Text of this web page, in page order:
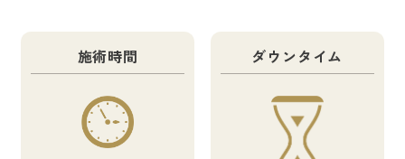
施術時間 ダウンタイム